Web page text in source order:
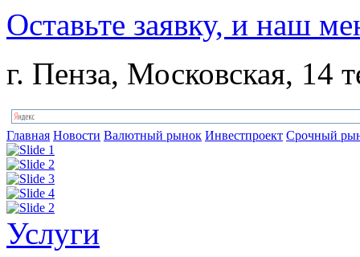
Оставьте заявку, и наш
г. Пенза, Московская, 14
Главная Новости Валютный рынок Инвестпроект Срочный
Услуги